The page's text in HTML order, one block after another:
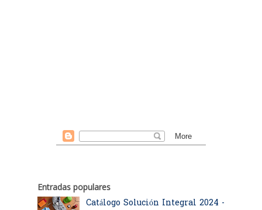
Entradas populares
Catálogo Solución Integral 2024 -